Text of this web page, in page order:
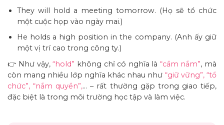
They will hold a meeting tomorrow. (Họ sẽ tổ chức
một cuộc họp vào ngày mai.)
He holds a high position in the company. (Anh ấy giữ
một vị trí cao trong công ty.)
👉 Như vậy,“hold” không chỉ có nghĩa là “cầm nắm”, mà
còn mang nhiều lớp nghĩa khác nhau như “giữ vững”, “tổ
chức”, “nắm quyền”,… – rất thường gặp trong giao tiếp,
đặc biệt là trong môi trường học tập và làm việc.